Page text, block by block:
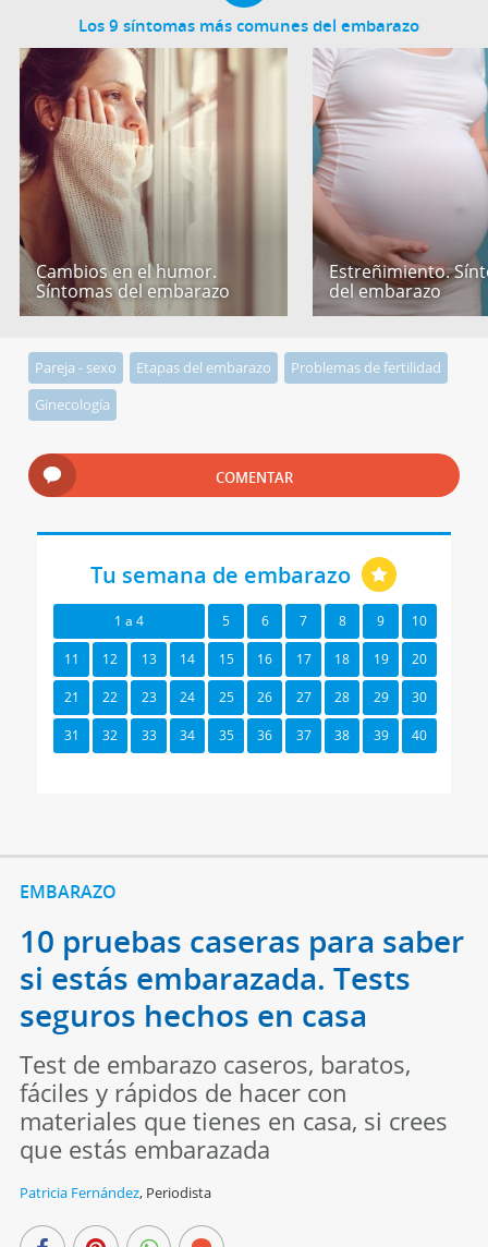
Los 9 síntomas más comunes del embarazo
Cambios en el humor.
Síntomas del embarazo
Estreñimiento.
del embarazo
Pareja - sexo Etapas del embarazo
Problemas de fertilidad
Ginecología
COMENTAR
Tu semana de embarazo
1 a 4 5 6 7 8 9 10
11 12 13 14 15 16 17 18 19 20
21 22 23 24 25 26 27 28 29 30
31 32 33 34 35 36 37 38 39 40
EMBARAZO
10 pruebas caseras para saber
si estás embarazada. Tests
seguros hechos en casa
Test de embarazo caseros, baratos,
fáciles y rápidos de hacer con
materiales que tienes en casa, si crees
que estás embarazada
Patricia Fernández, Periodista